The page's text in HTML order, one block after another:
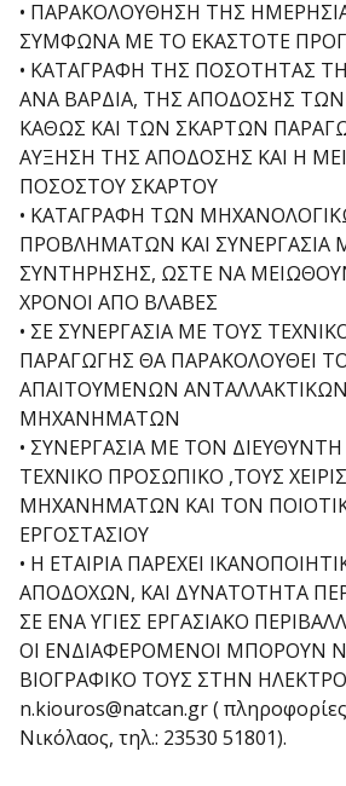
• ΠΑΡΑΚΟΛΟΥΘΗΣΗ ΤΗΣ
ΣΥΜΦΩΝΑ ΜΕ ΤΟ ΕΚΑΣΤΟΤΕ
• ΚΑΤΑΓΡΑΦΗ ΤΗΣ ΠΟΣΟΤΗΤΑΣ
ΑΝΑ ΒΑΡΔΙΑ, ΤΗΣ ΑΠΟΔΟΣΗΣ
ΚΑΘΩΣ ΚΑΙ ΤΩΝ ΣΚΑΡΤΩΝ
ΑΥΞΗΣΗ ΤΗΣ ΑΠΟΔΟΣΗΣ ΚΑΙ Η
ΠΟΣΟΣΤΟΥ ΣΚΑΡΤΟΥ
• ΚΑΤΑΓΡΑΦΗ ΤΩΝ
ΠΡΟΒΛΗΜΑΤΩΝ ΚΑΙ ΣΥΝΕΡΓΑΣΙΑ
ΣΥΝΤΗΡΗΣΗΣ, ΩΣΤΕ ΝΑ
ΧΡΟΝΟΙ ΑΠΟ ΒΛΑΒΕΣ
• ΣΕ ΣΥΝΕΡΓΑΣΙΑ ΜΕ ΤΟΥΣ
ΠΑΡΑΓΩΓΗΣ ΘΑ ΠΑΡΑΚΟΛΟΥΘΕΙ
ΑΠΑΙΤΟΥΜΕΝΩΝ
ΜΗΧΑΝΗΜΑΤΩΝ
• ΣΥΝΕΡΓΑΣΙΑ ΜΕ ΤΟΝ
ΤΕΧΝΙΚΟ ΠΡΟΣΩΠΙΚΟ ,ΤΟΥΣ
ΜΗΧΑΝΗΜΑΤΩΝ ΚΑΙ ΤΟΝ
ΕΡΓΟΣΤΑΣΙΟΥ
• Η ΕΤΑΙΡΙΑ ΠΑΡΕΧΕΙ
ΑΠΟΔΟΧΩΝ, ΚΑΙ ΔΥΝΑΤΟΤΗΤΑ
ΣΕ ΕΝΑ ΥΓΙΕΣ ΕΡΓΑΣΙΑΚΟ
ΟΙ ΕΝΔΙΑΦΕΡΟΜΕΝΟΙ ΜΠΟΡΟΥΝ
ΒΙΟΓΡΑΦΙΚΟ ΤΟΥΣ ΣΤΗΝ
n.kiouros@natcan.gr (
Νικόλαος, τηλ.: 23530 51801).